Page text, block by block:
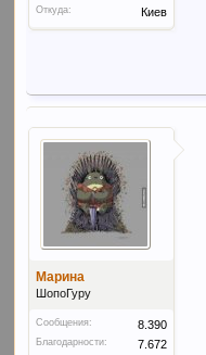
Откуда: Киев
Марина
ШопоГуру
Сообщения: 8.390
Благодарности: 7.672